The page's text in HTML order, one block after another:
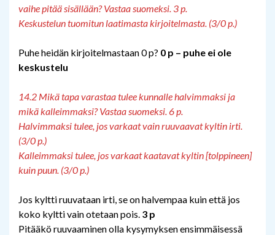
vaihe pitää sisällään? Vastaa suomeksi. 3 p.
Keskustelun tuomitun laatimasta kirjoitelmasta. (3/0 p.)
Puhe heidän kirjoitelmastaan 0 p? 0 p – puhe ei ole
keskustelu
14.2 Mikä tapa varastaa tulee kunnalle halvimmaksi ja
mikä kalleimmaksi? Vastaa suomeksi. 6 p.
Halvimmaksi tulee, jos varkaat vain ruuvaavat kyltin irti.
(3/0 p.)
Kalleimmaksi tulee, jos varkaat kaatavat kyltin [tolppineen]
kuin puun. (3/0 p.)
Jos kyltti ruuvataan irti, se on halvempaa kuin että jos
koko kyltti vain otetaan pois. 3 p
Pitääkö ruuvaaminen olla kysymyksen ensimmäisessä